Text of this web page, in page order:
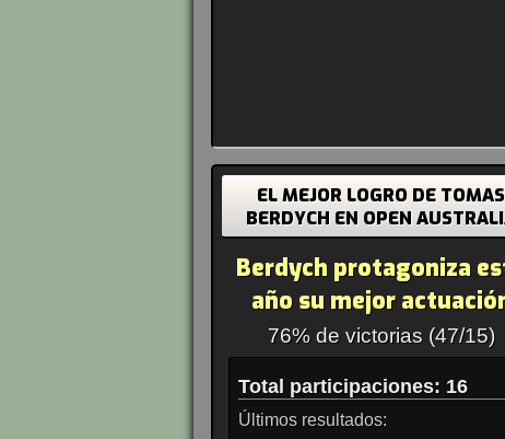
EL MEJOR LOGRO DE TOMAS
BERDYCH EN OPEN
Berdych protagoniza
año su mejor
76% de victorias (47/15)
Total participaciones: 16
Últimos resultados: